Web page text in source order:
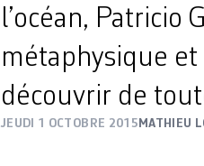
l’océan, Patricio
métaphysique
découvrir de
JEUDI 1 OCTOBRE 2015 MATHIEU